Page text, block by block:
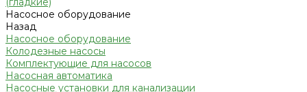
Насосное оборудование
Назад
Насосное оборудование
Колодезные насосы
Комплектующие для насосов
Насосная автоматика
Насосные установки для канализации